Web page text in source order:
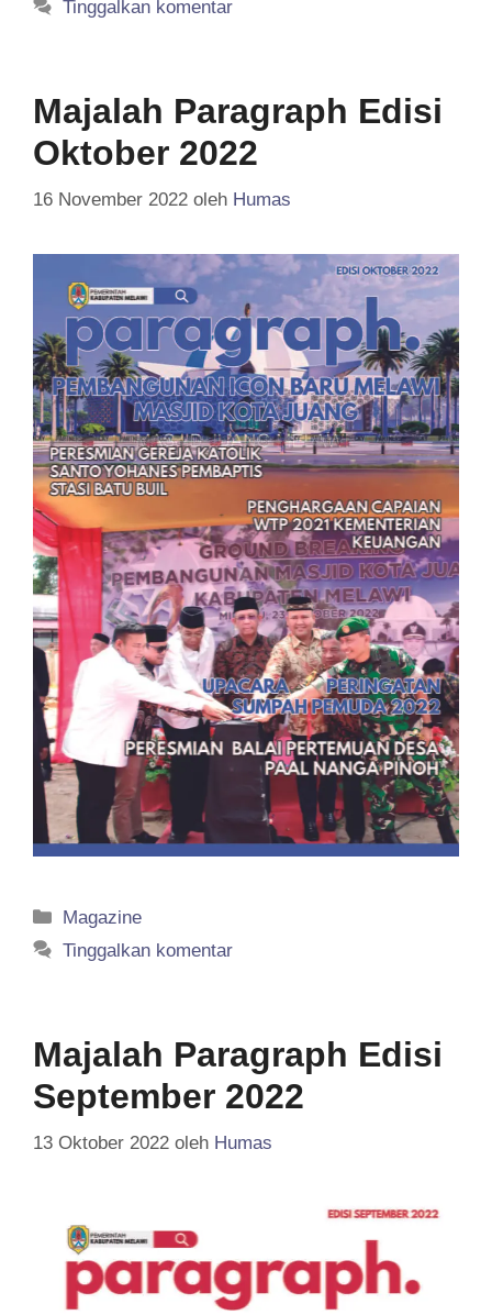
Tinggalkan komentar
Majalah Paragraph Edisi
Oktober 2022
16 November 2022 oleh Humas
Kategori
Magazine
Tinggalkan komentar
Majalah Paragraph Edisi
September 2022
13 Oktober 2022 oleh Humas